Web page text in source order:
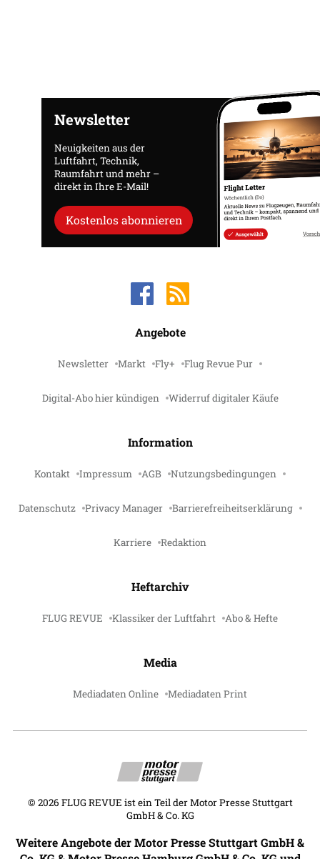
Newsletter
Neuigkeiten aus der
Luftfahrt, Technik,
Raumfahrt und mehr –
direkt in Ihre E-Mail!
Kostenlos abonnieren
Angebote
Newsletter Markt Fly+ Flug Revue Pur
Digital-Abo hier kündigen Widerruf digitaler Käufe
Information
Kontakt Impressum AGB Nutzungsbedingungen
Datenschutz Privacy Manager Barrierefreiheitserklärung
Karriere Redaktion
Heftarchiv
FLUG REVUE Klassiker der Luftfahrt Abo & Hefte
Media
Mediadaten Online Mediadaten Print
© 2026 FLUG REVUE ist ein Teil der Motor Presse Stuttgart
GmbH & Co. KG
Weitere Angebote der Motor Presse Stuttgart GmbH &